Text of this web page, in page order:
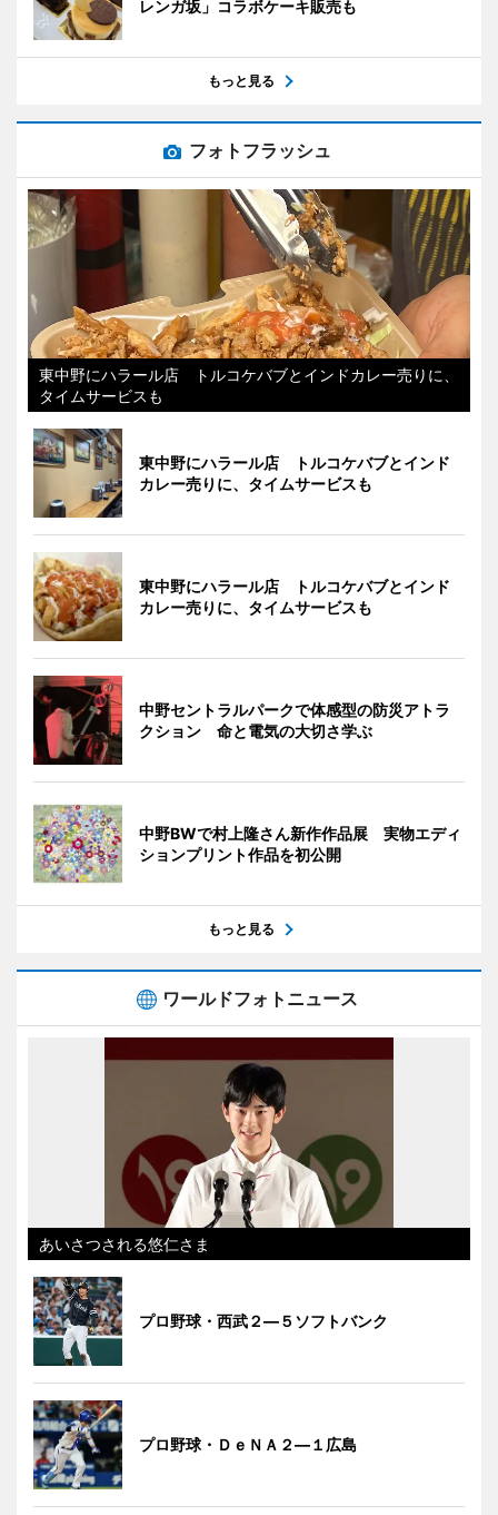
レンガ坂」コラボケーキ販売も
もっと見る
フォトフラッシュ
東中野にハラール店 トルコケバブとインドカレー売りに、
タイムサービスも
東中野にハラール店 トルコケバブとインド
カレー売りに、タイムサービスも
東中野にハラール店 トルコケバブとインド
カレー売りに、タイムサービスも
中野セントラルパークで体感型の防災アトラ
クション 命と電気の大切さ学ぶ
中野BWで村上隆さん新作作品展 実物エディ
ションプリント作品を初公開
もっと見る
ワールドフォトニュース
あいさつされる悠仁さま
プロ野球・西武２―５ソフトバンク
プロ野球・ＤｅＮＡ２―１広島